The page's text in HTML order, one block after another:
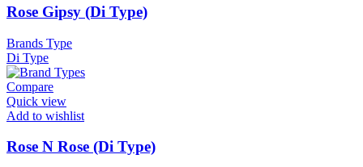
Rose Gipsy (Di Type)
Brands Type
Di Type
Compare
Quick view
Add to wishlist
Rose N Rose (Di Type)